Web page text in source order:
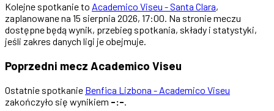
Kolejne spotkanie to Academico Viseu - Santa Clara,
zaplanowane na 15 sierpnia 2026, 17:00. Na stronie meczu
dostępne będą wynik, przebieg spotkania, składy i statystyki,
jeśli zakres danych ligi je obejmuje.
Poprzedni mecz Academico Viseu
Ostatnie spotkanie Benfica Lizbona - Academico Viseu
zakończyło się wynikiem -:-